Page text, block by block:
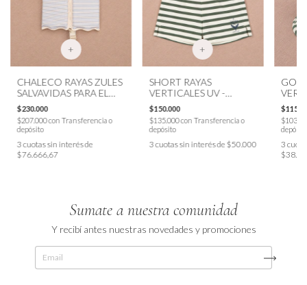
+
CHALECO RAYAS ZULES
SALVAVIDAS PARA EL
AGUA - KONGES
$230.000
$207.000con Transferencia o
depósito
3cuotas sin interés de
$76.666,67
+
SHORT RAYAS
VERTICALES UV -
KONGES
$150.000
$135.000con Transferencia o
depósito
3cuotas sin interés de $50.000
depósito
3
Sumate a nuestra comunidad
Y recibí antes nuestras novedades y promociones